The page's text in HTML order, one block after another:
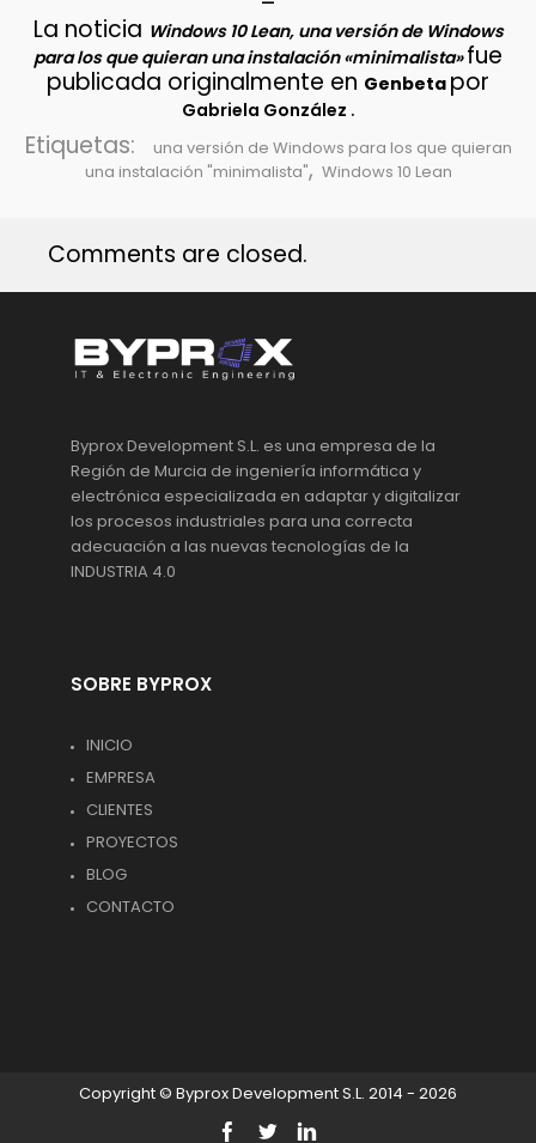
La noticia Windows 10 Lean, una versión de Windows
para los que quieran una instalación «minimalista»fue
publicada originalmente en Genbeta por
Gabriela González .
Etiquetas:
una versión de Windows para los que quieran
una instalación "minimalista", Windows 10 Lean
Comments are closed.
Byprox Development S.L. es una empresa de la
Región de Murcia de ingeniería informática y
electrónica especializada en adaptar y digitalizar
los procesos industriales para una correcta
adecuación a las nuevas tecnologías de la
INDUSTRIA 4.0
SOBRE BYPROX
INICIO
EMPRESA
CLIENTES
PROYECTOS
BLOG
CONTACTO
Copyright © Byprox Development S.L. 2014 - 2026